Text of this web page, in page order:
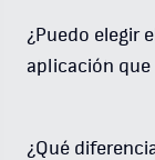
¿Puedo elegir
aplicación que
¿Qué